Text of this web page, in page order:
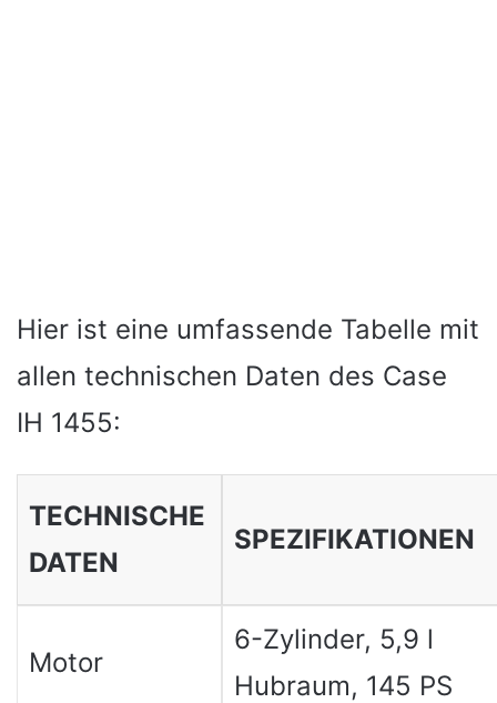
Hier ist eine umfassende Tabelle mit
allen technischen Daten des Case
IH 1455:
TECHNISCHE
DATEN
SPEZIFIKATIONEN
Motor
6-Zylinder, 5,9 l
Hubraum, 145 PS